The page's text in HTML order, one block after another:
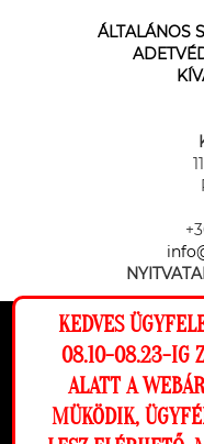
Ez a weboldal
lehető legjobb
Beállítások
ÁLTALÁNOS
Az online fizetést a
KEDVES
08.10-08.23-IG
ALATT A
MÜKÖDIK,